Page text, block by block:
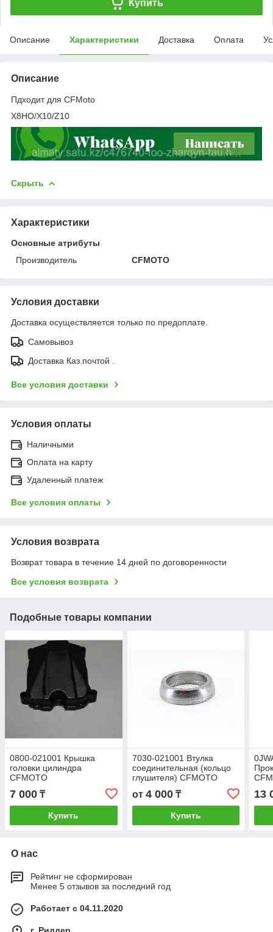
Купить
Описание Характеристики Доставка Оплата
Описание
Пдходит для CFMoto
X8HO/X10/Z10
Скрыть
Характеристики
Основные атрибуты
Производитель
CFMOTO
Условия доставки
Доставка осуществляется только по предоплате.
Самовывоз
Доставка Каз.почтой .
Все условия доставки
Условия оплаты
Наличными
Оплата на карту
Удаленный платеж
Все условия оплаты
Условия возврата
Возврат товара в течение 14 дней по договоренности
Все условия возврата
Подобные товары компании
0800-021001 Крышка
головки цилиндра
CFMOTO
X8/X8HO/X10/X5HO/X6EPS
7 000 ₸
Купить
7030-021001 Втулка
соединительная (кольцо
глушителя) CFMOTO
от 4 000₸
Купить
13
О нас
Рейтинг не сформирован
Менее 5 отзывов за последний год
Работает с 04.11.2020